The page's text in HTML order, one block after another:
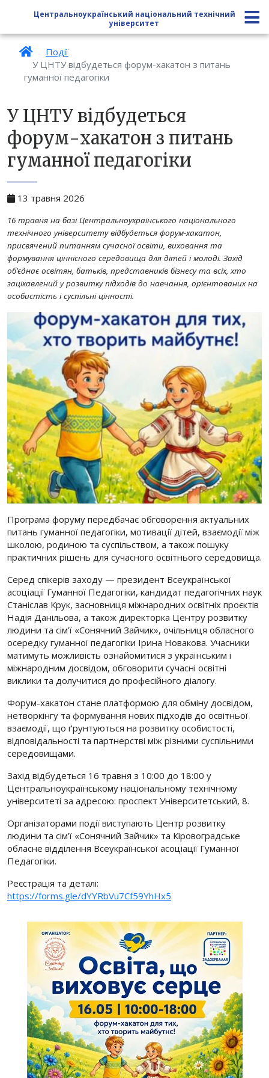
Центральноукраїнський національний технічний
університет
Події
У ЦНТУ відбудеться форум-хакатон з питань
гуманної педагогіки
У ЦНТУ відбудеться
форум-хакатон з питань
гуманної педагогіки
13 травня 2026
16 травня на базі Центральноукраїнського національного
технічного університету відбудеться форум-хакатон,
присвячений питанням сучасної освіти, виховання та
формування ціннісного середовища для дітей і молоді. Захід
об’єднає освітян, батьків, представників бізнесу та всіх, хто
зацікавлений у розвитку підходів до навчання, орієнтованих на
особистість і суспільні цінності.
Програма форуму передбачає обговорення актуальних
питань гуманної педагогіки, мотивації дітей, взаємодії між
школою, родиною та суспільством, а також пошуку
практичних рішень для сучасного освітнього середовища.
Серед спікерів заходу — президент Всеукраїнської
асоціації Гуманної Педагогіки, кандидат педагогічних наук
Станіслав Крук, засновниця міжнародних освітніх проєктів
Надія Данільова, а також директорка Центру розвитку
людини та сім’ї «Сонячний Зайчик», очільниця обласного
осередку гуманної педагогіки Ірина Новакова. Учасники
матимуть можливість ознайомитися з українським і
міжнародним досвідом, обговорити сучасні освітні
виклики та долучитися до професійного діалогу.
Форум-хакатон стане платформою для обміну досвідом,
нетворкінгу та формування нових підходів до освітньої
взаємодії, що ґрунтуються на розвитку особистості,
відповідальності та партнерстві між різними суспільними
середовищами.
Захід відбудеться 16 травня з 10:00 до 18:00 у
Центральноукраїнському національному технічному
університеті за адресою: проспект Університетський, 8.
Організаторами події виступають Центр розвитку
людини та сім’ї «Сонячний Зайчик» та Кіровоградське
обласне відділення Всеукраїнської асоціації Гуманної
Педагогіки.
Реєстрація та деталі:
https://forms.gle/dYYRbVu7Cf59YhHx5